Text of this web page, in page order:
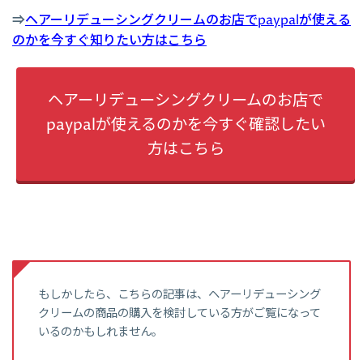
⇒ヘアーリデューシングクリームのお店でpaypalが使える
のかを今すぐ知りたい方はこちら
ヘアーリデューシングクリームのお店で
paypalが使えるのかを今すぐ確認したい
方はこちら
もしかしたら、こちらの記事は、ヘアーリデューシング
クリームの商品の購入を検討している方がご覧になって
いるのかもしれません。